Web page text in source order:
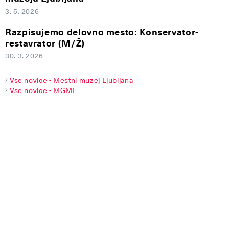
3. 5. 2026
Razpisujemo delovno mesto: Konservator-
restavrator (M/Ž)
30. 3. 2026
Vse novice - Mestni muzej Ljubljana
Vse novice - MGML